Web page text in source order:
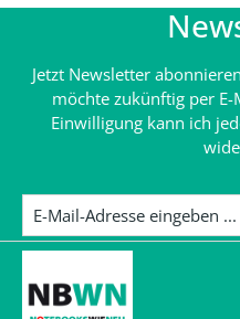
Jetzt Newsletter
möchte zukünftig per
Einwilligung kann ich